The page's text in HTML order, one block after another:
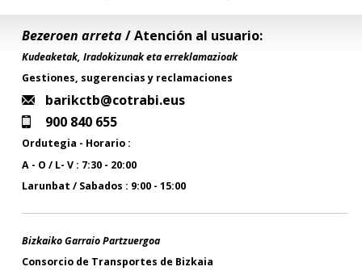
Bezeroen arreta/ Atención al usuario:
Kudeaketak, Iradokizunak eta erreklamazioak
Gestiones, sugerencias y reclamaciones
barikctb@cotrabi.eus
900 840 655
Ordutegia - Horario :
A - O / L- V : 7:30 - 20:00
Larunbat / Sabados : 9:00 - 15:00
Bizkaiko Garraio Partzuergoa
Consorcio de Transportes de Bizkaia